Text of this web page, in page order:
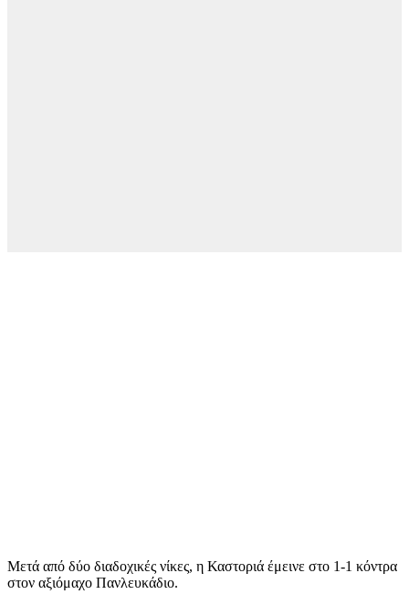
Μετά από δύο διαδοχικές νίκες, η Καστοριά έμεινε στο 1-1 κόντρα
στον αξιόμαχο Πανλευκάδιο.